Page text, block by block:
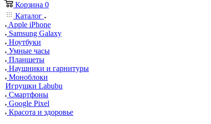
Корзина 0
Каталог
Apple iPhone
Samsung Galaxy
Ноутбуки
Умные часы
Планшеты
Наушники и гарнитуры
Моноблоки
Игрушки Labubu
Смартфоны
Google Pixel
Красота и здоровье